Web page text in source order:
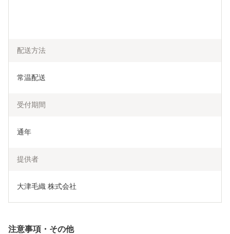
配送方法
常温配送
受付期間
通年
提供者
大津毛織 株式会社
注意事項・その他